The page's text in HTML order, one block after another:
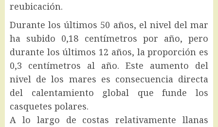
reubicación.
Durante los últimos 50 años, el nivel del mar
ha subido 0,18 centímetros por año, pero
durante los últimos 12 años, la proporción es
0,3 centímetros al año. Este aumento del
nivel de los mares es consecuencia directa
del calentamiento global que funde los
casquetes polares.
A lo largo de costas relativamente llanas